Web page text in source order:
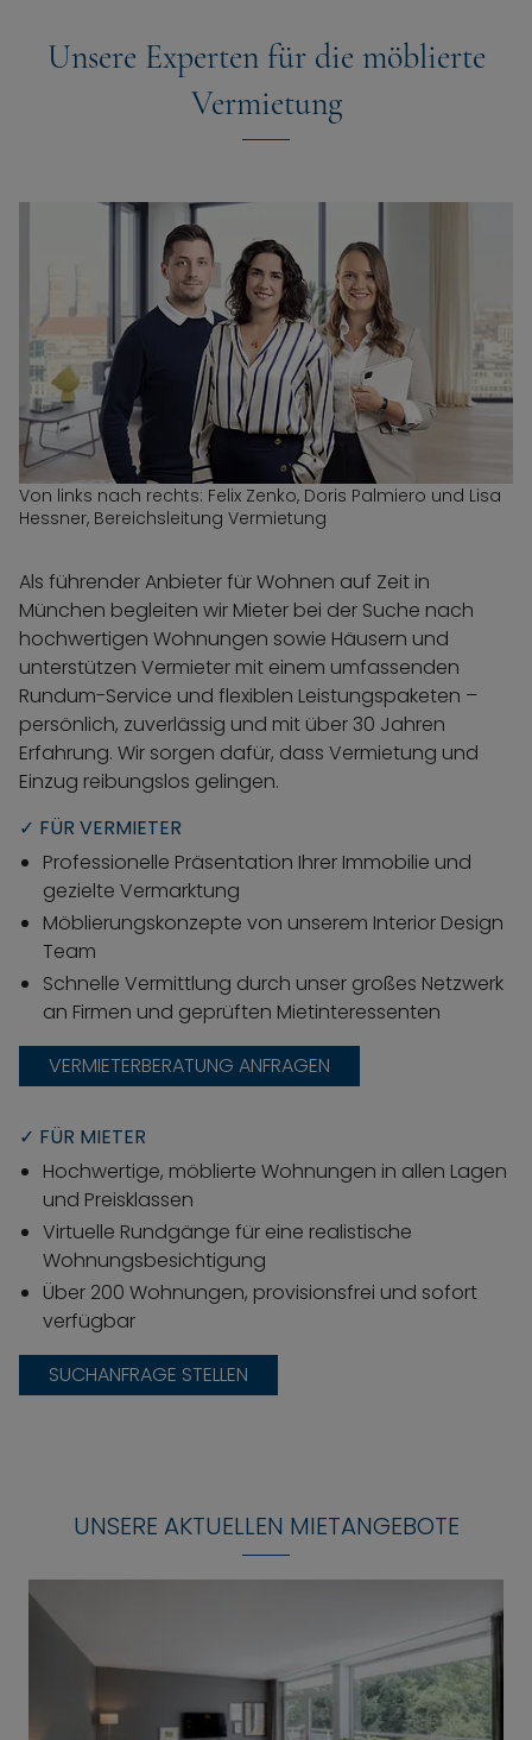
Unsere Experten für die möblierte
Vermietung
Von links nach rechts: Felix Zenko, Doris Palmiero und Lisa
Hessner, Bereichsleitung Vermietung
Als führender Anbieter für Wohnen auf Zeit in
München begleiten wir Mieter bei der Suche nach
hochwertigen Wohnungen sowie Häusern und
unterstützen Vermieter mit einem umfassenden
Rundum-Service und flexiblen Leistungspaketen –
persönlich, zuverlässig und mit über 30 Jahren
Erfahrung. Wir sorgen dafür, dass Vermietung und
Einzug reibungslos gelingen.
✓ FÜR VERMIETER
Professionelle Präsentation Ihrer Immobilie und
gezielte Vermarktung
Möblierungskonzepte von unserem Interior Design
Team
Schnelle Vermittlung durch unser großes Netzwerk
an Firmen und geprüften Mietinteressenten
VERMIETERBERATUNG ANFRAGEN
✓ FÜR MIETER
Hochwertige, möblierte Wohnungen in allen Lagen
und Preisklassen
Virtuelle Rundgänge für eine realistische
Wohnungsbesichtigung
Über 200 Wohnungen, provisionsfrei und sofort
verfügbar
SUCHANFRAGE STELLEN
UNSERE AKTUELLEN MIETANGEBOTE